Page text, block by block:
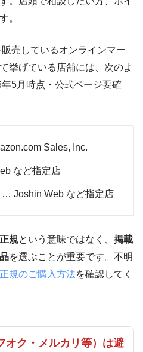
。
売しているオンラインマー
挙げている店舗には、次のよ
5月時点・公式ページ要確
Sales, Inc.
など指定店
… Joshin Web など指定店
規という意味ではなく、 掲載
を選ぶことが重要です。不明
正規のご購入方法を確認してく
ク・メルカリ等）は避